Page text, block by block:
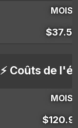
MOIS
$37.55
⚡ Coûts de
MOIS